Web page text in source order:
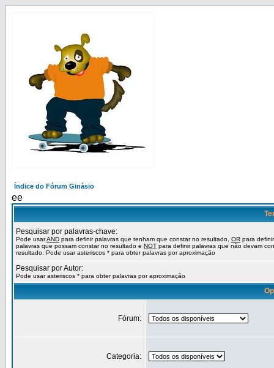
Índice do Fórum Ginásio
ee
Pesquisar por palavras-chave:
Pode usarAND para definir palavras que tenham que constar no resultado, OR para definir
palavras que possam constar no resultado e NOT para definir palavras que não devam
resultado. Pode usar asteriscos * para obter palavras por aproximação
Pesquisar por Autor:
Pode usar asteriscos * para obter palavras por aproximação
Fórum:
Categoria: